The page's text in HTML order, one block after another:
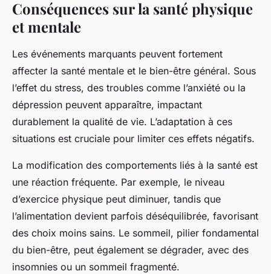
Conséquences sur la santé physique
et mentale
Les événements marquants peuvent fortement
affecter la santé mentale et le bien-être général. Sous
l’effet du stress, des troubles comme l’anxiété ou la
dépression peuvent apparaître, impactant
durablement la qualité de vie. L’adaptation à ces
situations est cruciale pour limiter ces effets négatifs.
La modification des comportements liés à la santé est
une réaction fréquente. Par exemple, le niveau
d’exercice physique peut diminuer, tandis que
l’alimentation devient parfois déséquilibrée, favorisant
des choix moins sains. Le sommeil, pilier fondamental
du bien-être, peut également se dégrader, avec des
insomnies ou un sommeil fragmenté.